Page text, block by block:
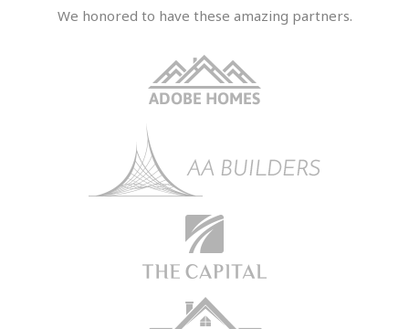
We honored to have these amazing partners.